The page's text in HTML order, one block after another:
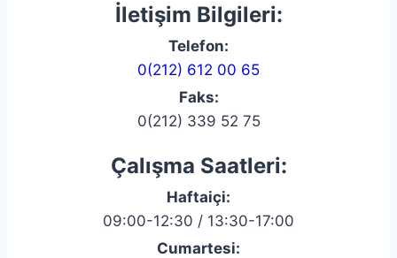
İletişim Bilgileri:
Telefon:
0(212) 612 00 65
Faks:
0(212) 339 52 75
Çalışma Saatleri:
Haftaiçi:
09:00-12:30 / 13:30-17:00
Cumartesi: